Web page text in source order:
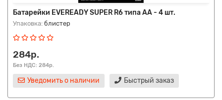
Батарейки EVEREADY SUPER R6 типа AA - 4 шт.
Упаковка: блистер
284р.
Без НДС: 284р.
Уведомить о наличии Быстрый заказ